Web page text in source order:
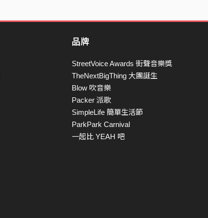
品牌
StreetVoice Awards 街聲音樂獎
TheNextBigThing 大團誕生
Blow 吹音樂
Packer 派歌
SimpleLife 簡單生活節
ParkPark Carnival
一起比 YEAH 吧